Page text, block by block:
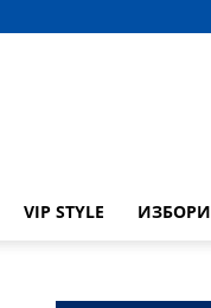
VIP STYLE ИЗБОРИ